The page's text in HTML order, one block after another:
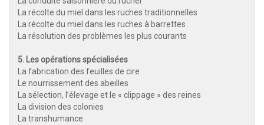
La récolte du miel dans les ruches traditionnelles
La récolte du miel dans les ruches à barrettes
La résolution des problèmes les plus courants
5. Les opérations spécialisées
La fabrication des feuilles de cire
Le nourrissement des abeilles
La sélection, l’élevage et le « clippage » des reines
La division des colonies
La transhumance